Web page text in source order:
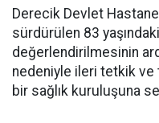
Derecik Devlet
sürdürülen 83
değerlendirilmesinin
nedeniyle ileri tetkik ve
bir sağlık kuruluşuna